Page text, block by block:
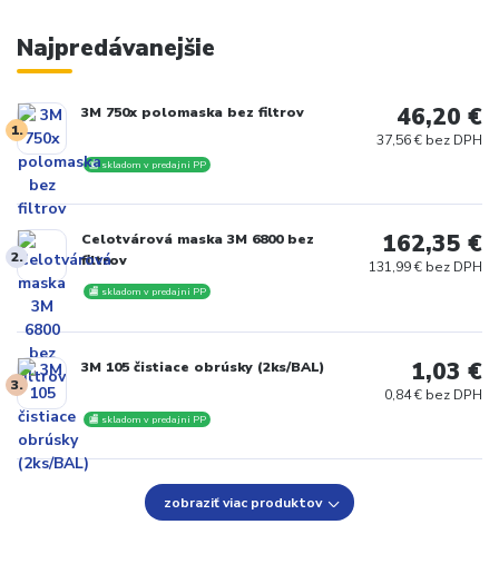
Najpredávanejšie
1.
3M 750x polomaska bez filtrov
🏬 skladom v predajni PP
46,20 €
37,56 € bez DPH
2.
Celotvárová maska 3M 6800 bez
filtrov
🏬 skladom v predajni PP
162,35 €
131,99 € bez DPH
3.
3M 105 čistiace obrúsky (2ks/BAL)
🏬 skladom v predajni PP
1,03 €
0,84 € bez DPH
zobraziť viac produktov